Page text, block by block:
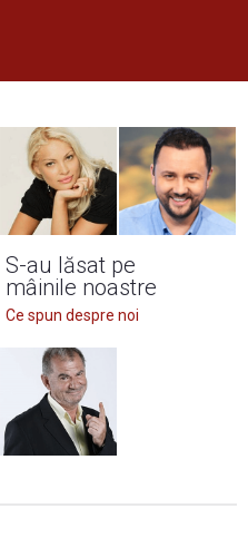
S-au lăsat pe
mâinile noastre
Ce spun despre noi